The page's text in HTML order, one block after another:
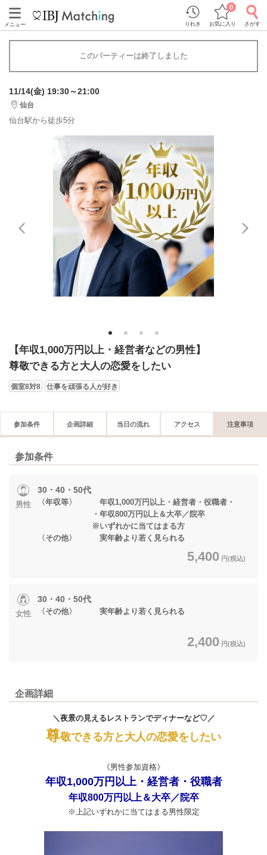
メニュー りれき お気に入り
0
さがす
このパーティーは終了しました
11/14(金) 19:30～21:00
仙台
仙台駅から徒歩5分
1 2 3 4
【年収1,000万円以上・経営者などの男性】
尊敬できる方と大人の恋愛をしたい
個室8対8 仕事を頑張る人が好き
参加条件 企画詳細 当日の流れ アクセス 注意事項
参加条件
男性
30・40・50代
〈年収等〉 年収1,000万円以上・経営者・役職者・
・年収800万円以上＆大卒／院卒
※いずれかに当てはまる方
〈その他〉 実年齢より若く見られる​
5,400 円(税込)
女性
30・40・50代
〈その他〉 実年齢より若く見られる
2,400 円(税込)
企画詳細
＼夜景の見えるレストランでディナーなど♡／
尊敬できる方と大人の恋愛をしたい
《男性参加資格》
年収1,000万円以上・経営者・役職者
年収800万円以上＆大卒／院卒
※上記いずれかに当てはまる男性限定